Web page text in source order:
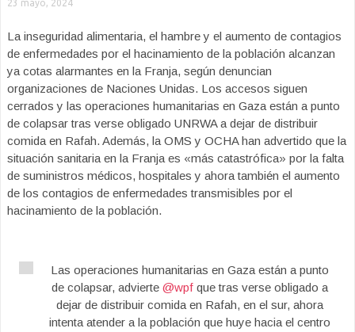
23 mayo, 2024
La inseguridad alimentaria, el hambre y el aumento de contagios
de enfermedades por el hacinamiento de la población alcanzan
ya cotas alarmantes en la Franja, según denuncian
organizaciones de Naciones Unidas. Los accesos siguen
cerrados y las operaciones humanitarias en Gaza están a punto
de colapsar tras verse obligado UNRWA a dejar de distribuir
comida en Rafah. Además, la OMS y OCHA han advertido que la
situación sanitaria en la Franja es «más catastrófica» por la falta
de suministros médicos, hospitales y ahora también el aumento
de los contagios de enfermedades transmisibles por el
hacinamiento de la población.
Las operaciones humanitarias en Gaza están a punto
de colapsar, advierte @wpfque tras verse obligado a
dejar de distribuir comida en Rafah, en el sur, ahora
intenta atender a la población que huye hacia el centro